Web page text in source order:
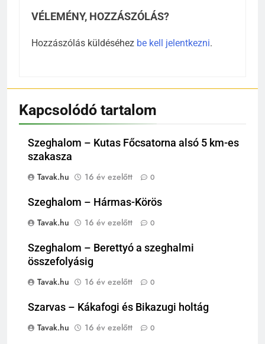
VÉLEMÉNY, HOZZÁSZÓLÁS?
Hozzászólás küldéséhez be kell jelentkezni.
Kapcsolódó tartalom
Szeghalom – Kutas Főcsatorna alsó 5 km-es
szakasza
Tavak.hu
16 év ezelőtt 0
Szeghalom – Hármas-Körös
Tavak.hu
16 év ezelőtt 0
Szeghalom – Berettyó a szeghalmi
összefolyásig
Tavak.hu
16 év ezelőtt 0
Szarvas – Kákafogi és Bikazugi holtág
Tavak.hu
16 év ezelőtt 0